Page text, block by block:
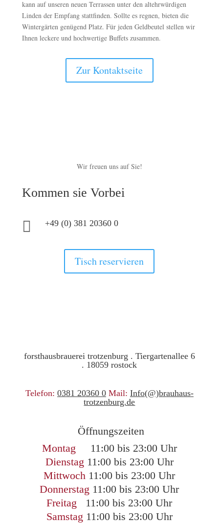
kann auf unseren neuen Terrassen unter den altehrwürdigen
Linden der Empfang stattfinden. Sollte es regnen, bieten die
Wintergärten genügend Platz. Für jeden Geldbeutel stellen wir
Ihnen leckere und hochwertige Buffets zusammen.
Zur Kontaktseite
Wir freuen uns auf Sie!
Kommen sie Vorbei
 +49 (0) 381 20360 0
Tisch reservieren
forsthausbrauerei trotzenburg . Tiergartenallee 6
. 18059rostock
Telefon: 0381 20360 0Mail: Info(@)brauhaus-
trotzenburg.de
Öffnungszeiten
Montag 11:00 bis 23:00 Uhr
Dienstag 11:00 bis 23:00 Uhr
Mittwoch 11:00 bis 23:00 Uhr
Donnerstag 11:00 bis 23:00 Uhr
Freitag 11:00 bis 23:00 Uhr
Samstag 11:00 bis 23:00 Uhr